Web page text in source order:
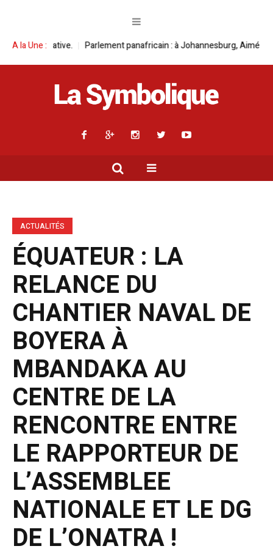
A la Une :
panafricain : à Johannesburg, Aimé Boji Sangara multiplie les
ACTUALITÉS
ÉQUATEUR : LA
RELANCE DU
CHANTIER NAVAL DE
BOYERA À
MBANDAKA AU
CENTRE DE LA
RENCONTRE ENTRE
LE RAPPORTEUR DE
L’ASSEMBLEE
NATIONALE ET LE DG
DE L’ONATRA !